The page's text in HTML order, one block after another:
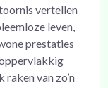
vertellen
leven,
prestaties
van zo’n